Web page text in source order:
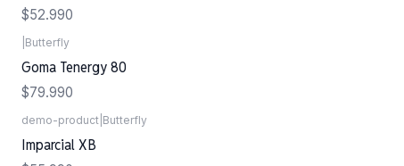
$52.990
Butterfly
Goma Tenergy 80
$79.990
demo-product Butterfly
Imparcial XB